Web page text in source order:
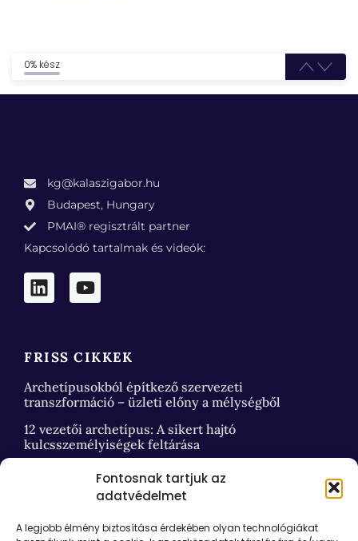
Fontosnak tartjuk az
adatvédelmet
A legjobb élmény biztosítása érdekében olyan technológiákat
0% kész
kg@kalaszigabor.hu
Budapest, Hungary
PMAI® regisztrált partner
Kapcsolódó tartalmak és videók:
FRISS CIKKEK
Archetípusokból építkező szervezeti
transzformáció – üzleti előny a mélységből
12 vezetői archetípus: A sikert hajtó
kulcsszemélyiségek feltárása